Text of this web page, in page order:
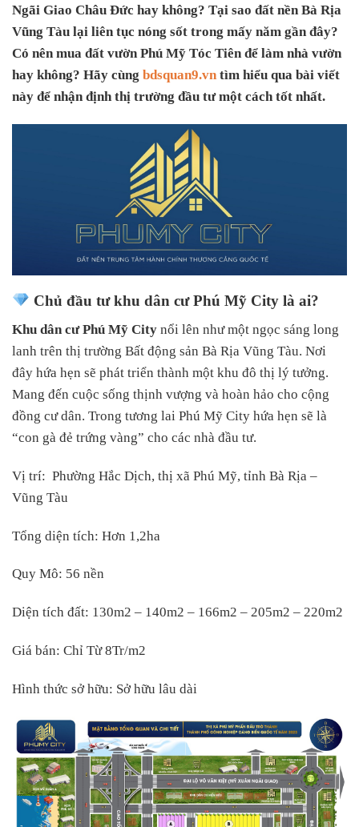
Ngãi Giao Châu Đức hay không? Tại sao đất nền Bà Rịa
Vũng Tàu lại liên tục nóng sốt trong mấy năm gần đây?
Có nên mua đất vườn Phú Mỹ Tóc Tiên để làm nhà vườn
hay không? Hãy cùng bdsquan9.vn tìm hiểu qua bài viết
này để nhận định thị trường đầu tư một cách tốt nhất.
Chủ đầu tư khu dân cư Phú Mỹ City là ai?
Khu dân cư Phú Mỹ City nổi lên như một ngọc sáng long
lanh trên thị trường Bất động sản Bà Rịa Vũng Tàu. Nơi
đây hứa hẹn sẽ phát triển thành một khu đô thị lý tưởng.
Mang đến cuộc sống thịnh vượng và hoàn hảo cho cộng
đồng cư dân. Trong tương lai Phú Mỹ City hứa hẹn sẽ là
“con gà đẻ trứng vàng” cho các nhà đầu tư.
Vị trí: Phường Hắc Dịch, thị xã Phú Mỹ, tỉnh Bà Rịa –
Vũng Tàu
Tổng diện tích: Hơn 1,2ha
Quy Mô: 56 nền
Diện tích đất: 130m2 – 140m2 – 166m2 – 205m2 – 220m2
Giá bán: Chỉ Từ 8Tr/m2
Hình thức sở hữu: Sở hữu lâu dài